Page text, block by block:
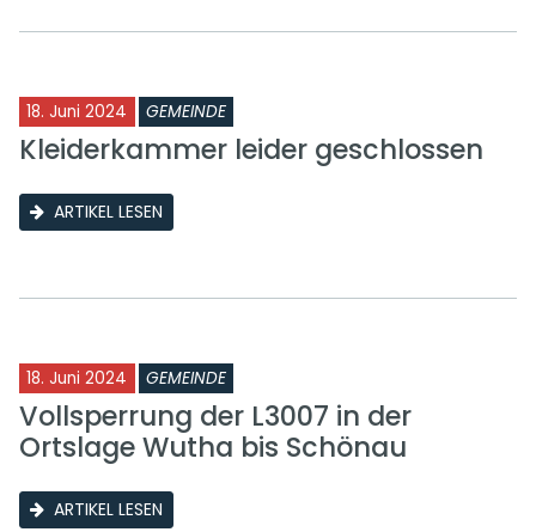
18. Juni 2024 GEMEINDE
Kleiderkammer leider geschlossen
ARTIKEL LESEN
18. Juni 2024 GEMEINDE
Vollsperrung der L3007 in der
Ortslage Wutha bis Schönau
ARTIKEL LESEN